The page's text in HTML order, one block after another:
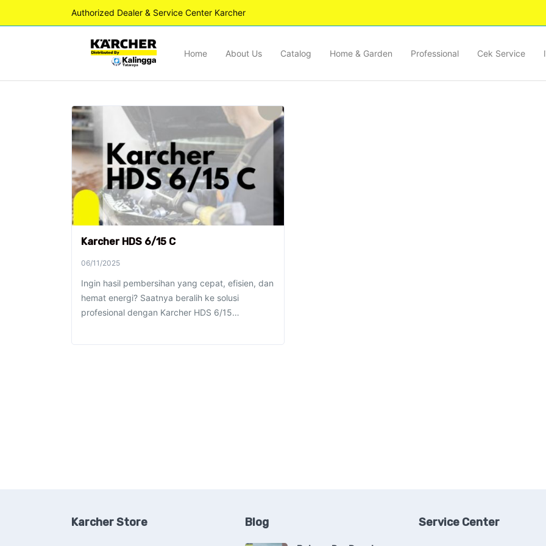
Authorized Dealer & Service Center Karcher
Home About Us Catalog Home & Garden Professional Cek Service
Karcher HDS 6/15 C
06/11/2025
Ingin hasil pembersihan yang cepat, efisien, dan
hemat energi? Saatnya beralih ke solusi
profesional dengan Karcher HDS 6/15…
Karcher Store Blog Service Center